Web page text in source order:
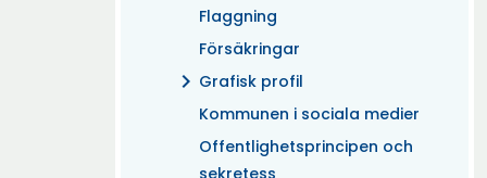
Flaggning
Försäkringar
chevron_right Grafisk profil
Kommunen i sociala medier
Offentlighetsprincipen och
sekretess